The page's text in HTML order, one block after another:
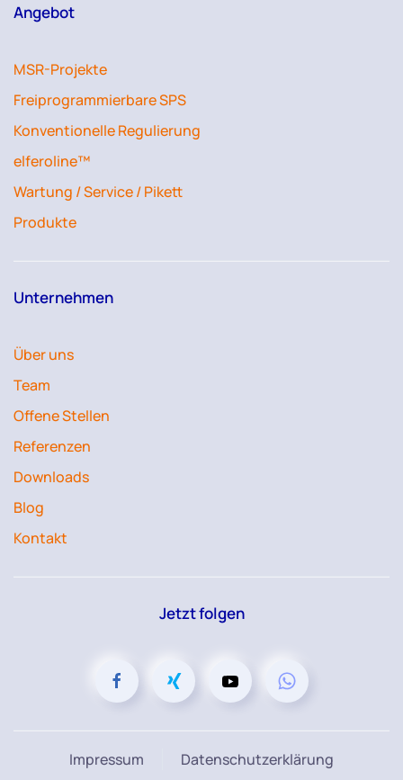
Angebot
MSR-Projekte
Freiprogrammierbare SPS
Konventionelle Regulierung
elferoline™
Wartung / Service / Pikett
Produkte
Unternehmen
Über uns
Team
Offene Stellen
Referenzen
Downloads
Blog
Kontakt
Jetzt folgen
Impressum Datenschutzerklärung